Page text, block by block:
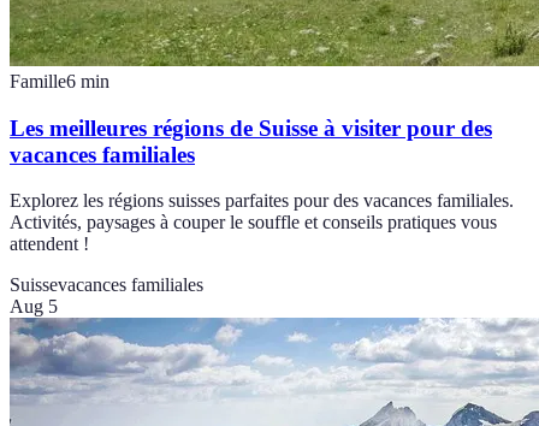
Famille6 min
Les meilleures régions de Suisse à visiter pour des
vacances familiales
Explorez les régions suisses parfaites pour des vacances familiales.
Activités, paysages à couper le souffle et conseils pratiques vous
attendent !
Suissevacances familiales
Aug 5